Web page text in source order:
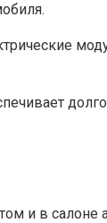
и в